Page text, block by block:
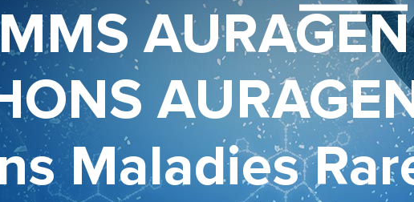
Maladies